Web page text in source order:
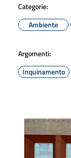
Categorie:
Ambiente
Argomenti:
Inquinamento